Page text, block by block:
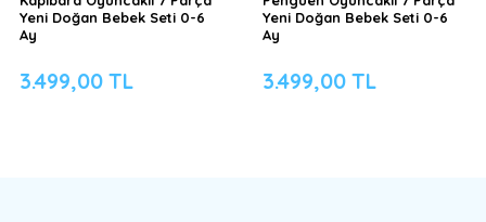
Yeni Doğan Bebek Seti 0-6
Ay
3.499,00 TL
Yeni Doğan Bebek Seti 0-6
Ay
3.499,00 TL